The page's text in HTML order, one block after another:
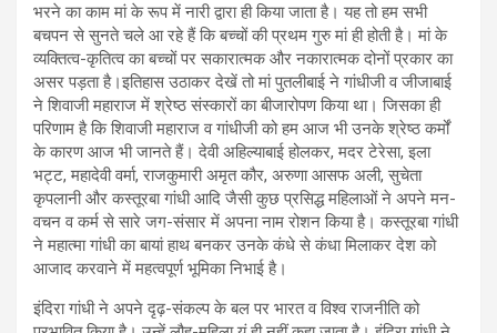
भरने का काम मां के रूप में नारी द्वारा ही किया जाता है। यह तो हम सभी
बचपन से सुनते चले आ रहे हैं कि बच्चों की प्रथम गुरु मां ही होती है। मां के
व्यक्तित्व-कृतित्व का बच्चों पर सकारात्मक और नकारात्मक दोनों प्रकार का
असर पड़ता है।इतिहास उठाकर देखें तो मां पुतलीबाई ने गांधीजी व जीजाबाई
ने शिवाजी महाराज में श्रेष्ठ संस्कारों का बीजारोपण किया था। जिसका ही
परिणाम है कि शिवाजी महाराज व गांधीजी को हम आज भी उनके श्रेष्ठ कर्मों
के कारण आज भी जानते हैं। देवी अहिल्याबाई होलकर, मदर टेरेसा, इला
भट्ट, महादेवी वर्मा, राजकुमारी अमृत कौर, अरुणा आसफ अली, सुचेता
कृपलानी और कस्तूरबा गांधी आदि जैसी कुछ प्रसिद्ध महिलाओं ने अपने मन-
वचन व कर्म से सारे जग-संसार में अपना नाम रोशन किया है। कस्तूरबा गांधी
ने महात्मा गांधी का बायां हाथ बनकर उनके कंधे से कंधा मिलाकर देश को
आजाद करवाने में महत्वपूर्ण भूमिका निभाई है।
इंदिरा गांधी ने अपने दृढ़-संकल्प के बल पर भारत व विश्व राजनीति को